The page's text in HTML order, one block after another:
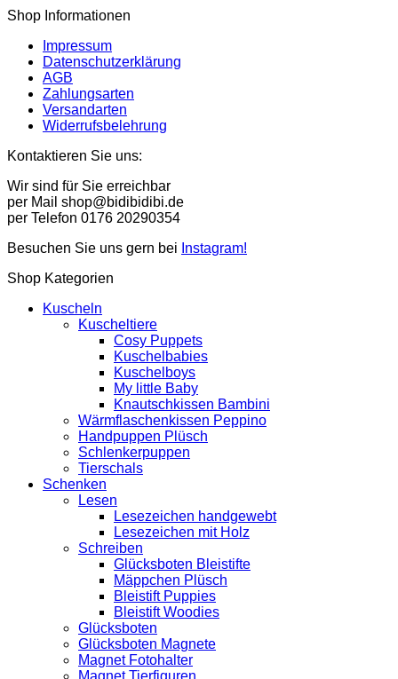
Shop Informationen
Impressum
Datenschutzerklärung
AGB
Zahlungsarten
Versandarten
Widerrufsbelehrung
Kontaktieren Sie uns:
Wir sind für Sie erreichbar
per Mail shop@bidibidibi.de
per Telefon 0176 20290354
Besuchen Sie uns gern bei Instagram!
Shop Kategorien
Kuscheln
Kuscheltiere
Cosy Puppets
Kuschelbabies
Kuschelboys
My little Baby
Knautschkissen Bambini
Wärmflaschenkissen Peppino
Handpuppen Plüsch
Schlenkerpuppen
Tierschals
Schenken
Lesen
Lesezeichen handgewebt
Lesezeichen mit Holz
Schreiben
Glücksboten Bleistifte
Mäppchen Plüsch
Bleistift Puppies
Bleistift Woodies
Glücksboten
Glücksboten Magnete
Magnet Fotohalter
Magnet Tierfiguren